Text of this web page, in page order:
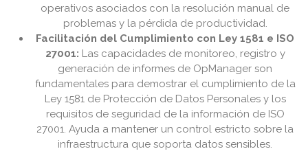
operativos asociados con la resolución manual de
problemas y la pérdida de productividad.
Facilitación del Cumplimiento con Ley 1581 e ISO
27001: Las capacidades de monitoreo, registro y
generación de informes de OpManager son
fundamentales para demostrar el cumplimiento de la
Ley 1581 de Protección de Datos Personales y los
requisitos de seguridad de la información de ISO
27001. Ayuda a mantener un control estricto sobre la
infraestructura que soporta datos sensibles.